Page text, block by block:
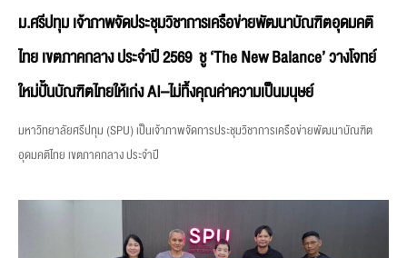
ม.ศรีปทุม เจ้าภาพจัดประชุมวิชาการเครือข่ายพัฒนาบัณฑิตอุดมคติ
ไทย เขตภาคกลาง ประจำปี 2569 ชู ‘The New Balance’ วางโจทย์
ใหม่ปั้นบัณฑิตไทยให้เก่ง AI–ไม่ทิ้งคุณค่าความเป็นมนุษย์
มหาวิทยาลัยศรีปทุม (SPU) เป็นเจ้าภาพจัดการประชุมวิชาการเครือข่ายพัฒนาบัณฑิต
อุดมคติไทย เขตภาคกลาง ประจำปี